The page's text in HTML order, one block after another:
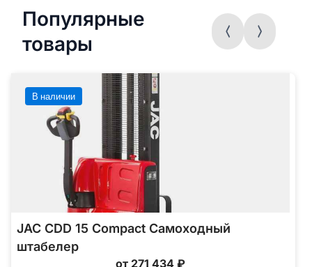
Популярные
товары
В наличии
JAC CDD 15 Compact Самоходный
штабелер
от 271 434 ₽